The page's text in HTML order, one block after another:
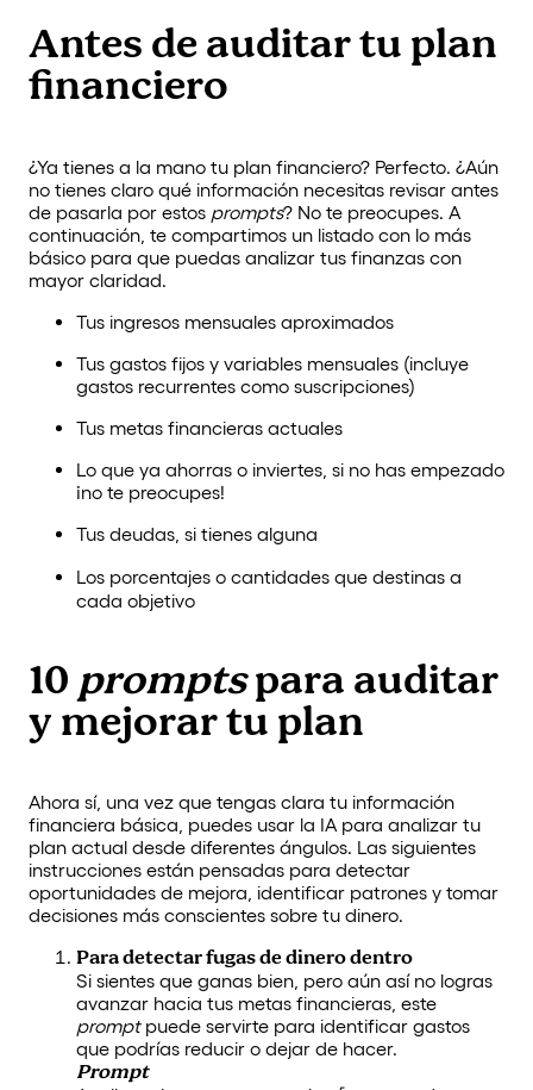
Antes de auditar tu plan
financiero
¿Ya tienes a la mano tu plan financiero? Perfecto. ¿Aún
no tienes claro qué información necesitas revisar antes
de pasarla por estos prompts? No te preocupes. A
continuación, te compartimos un listado con lo más
básico para que puedas analizar tus finanzas con
mayor claridad.
Tus ingresos mensuales aproximados
Tus gastos fijos y variables mensuales (incluye
gastos recurrentes como suscripciones)
Tus metas financieras actuales
Lo que ya ahorras o inviertes, si no has empezado
¡no te preocupes!
Tus deudas, si tienes alguna
Los porcentajes o cantidades que destinas a
cada objetivo
10 promptspara auditar
y mejorar tu plan
Ahora sí, una vez que tengas clara tu información
financiera básica, puedes usar la IA para analizar tu
plan actual desde diferentes ángulos. Las siguientes
instrucciones están pensadas para detectar
oportunidades de mejora, identificar patrones y tomar
decisiones más conscientes sobre tu dinero.
Para detectar fugas de dinero dentro
Si sientes que ganas bien, pero aún así no logras
avanzar hacia tus metas financieras, este
prompt puede servirte para identificar gastos
que podrías reducir o dejar de hacer.
Prompt